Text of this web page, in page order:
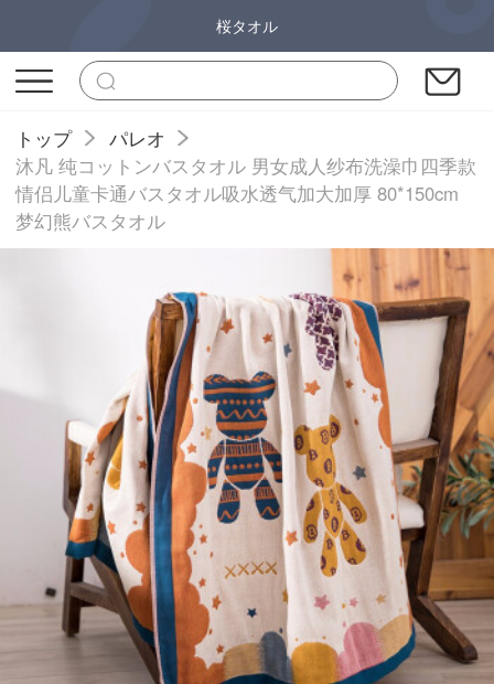
桜タオル
トップ
パレオ
沐凡 纯コットンバスタオル 男女成人纱布洗澡巾四季款
情侣儿童卡通バスタオル吸水透气加大加厚 80*150cm
梦幻熊バスタオル